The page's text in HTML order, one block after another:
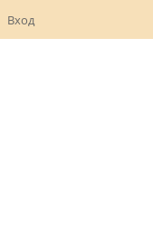
Вход